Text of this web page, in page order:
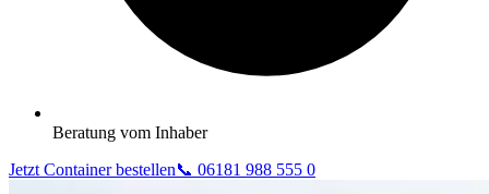
Beratung vom Inhaber
Jetzt Container bestellen📞 06181 988 555 0